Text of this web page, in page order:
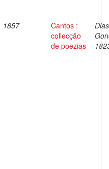
1857
Cantos :
collecção
de poezias